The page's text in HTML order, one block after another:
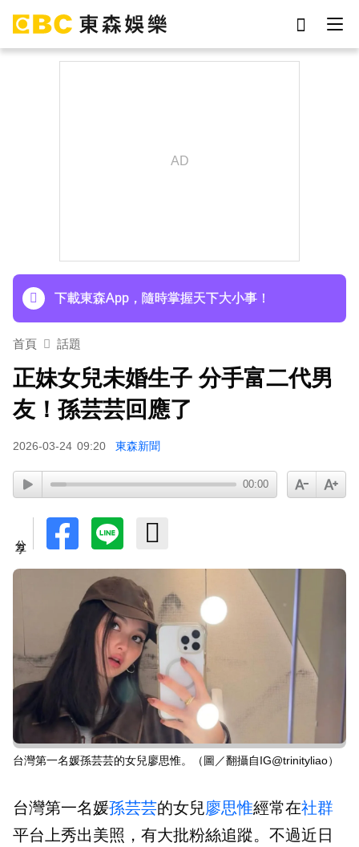
下載東森App，隨時掌握天下大小事！
首頁 話題
正妹女兒未婚生子 分手富二代男
友！孫芸芸回應了
2026-03-24 09:20 東森新聞
00:00
台灣第一名媛孫芸芸的女兒廖思惟。（圖／翻攝自IG@trinityliao）
台灣第一名媛孫芸芸的女兒廖思惟經常在社群
平台上秀出美照，有大批粉絲追蹤。不過近日